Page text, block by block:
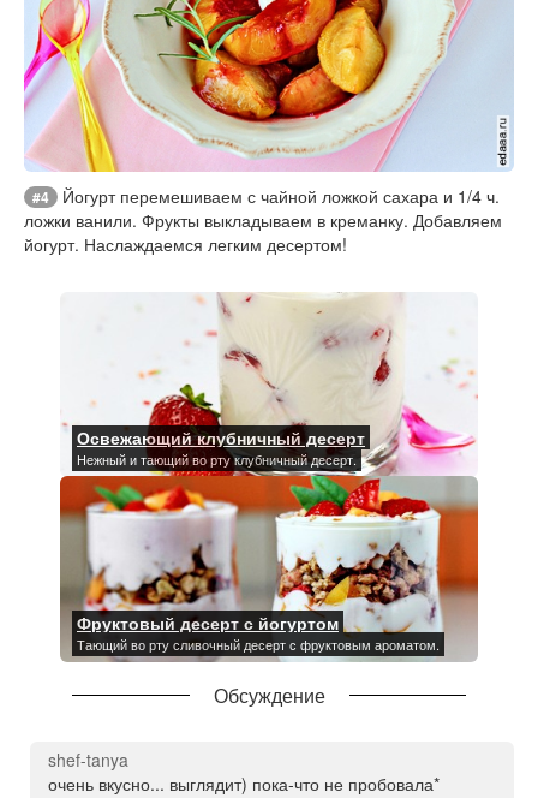
#4
Йогурт перемешиваем с чайной ложкой сахара и 1/4 ч.
ложки ванили. Фрукты выкладываем в креманку. Добавляем
йогурт. Наслаждаемся легким десертом!
Освежающий клубничный десерт
Нежный и тающий во рту клубничный десерт.
Фруктовый десерт с йогуртом
Тающий во рту сливочный десерт с фруктовым ароматом.
Обсуждение
shef-tanya
очень вкусно... выглядит) пока-что не пробовала*